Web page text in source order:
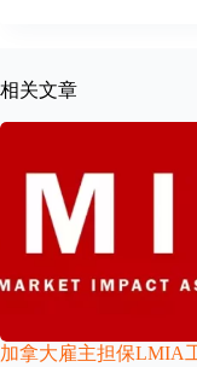
相关文章
加拿大雇主担保LMIA